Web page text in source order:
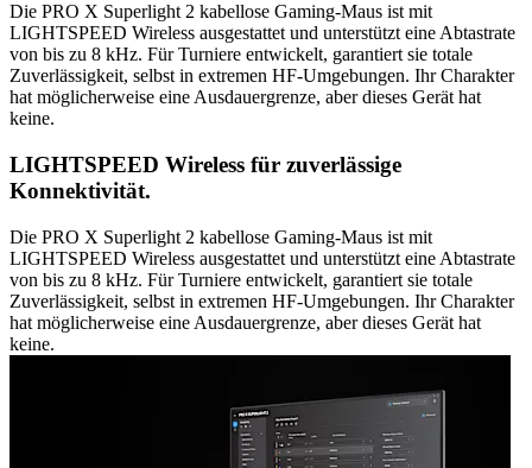
Die PRO X Superlight 2 kabellose Gaming-Maus ist mit
LIGHTSPEED Wireless ausgestattet und unterstützt eine Abtastrate
von bis zu 8 kHz. Für Turniere entwickelt, garantiert sie totale
Zuverlässigkeit, selbst in extremen HF-Umgebungen. Ihr Charakter
hat möglicherweise eine Ausdauergrenze, aber dieses Gerät hat
keine.
LIGHTSPEED Wireless für zuverlässige
Konnektivität.
Die PRO X Superlight 2 kabellose Gaming-Maus ist mit
LIGHTSPEED Wireless ausgestattet und unterstützt eine Abtastrate
von bis zu 8 kHz. Für Turniere entwickelt, garantiert sie totale
Zuverlässigkeit, selbst in extremen HF-Umgebungen. Ihr Charakter
hat möglicherweise eine Ausdauergrenze, aber dieses Gerät hat
keine.